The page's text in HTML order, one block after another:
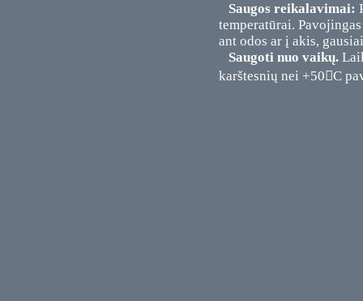
Saugos reikalavimai:
temperatūrai.
ant odos ar į akis,
Saugoti nuo vaikų.
karštesnių nei +50C